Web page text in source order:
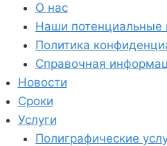
О нас
Наши потенциальные
Политика
Справочная
Новости
Сроки
Услуги
Полиграфические